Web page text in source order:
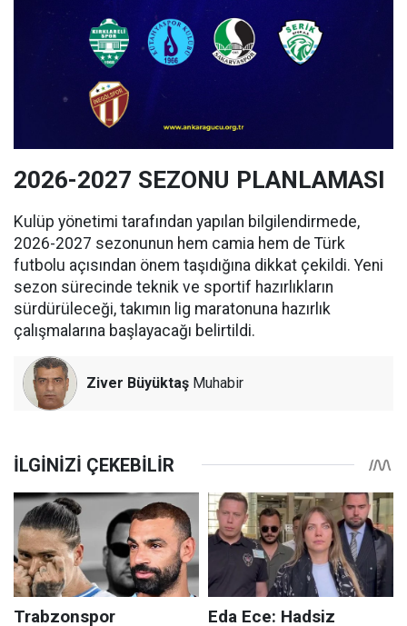
2026-2027 SEZONU PLANLAMASI
Kulüp yönetimi tarafından yapılan bilgilendirmede,
2026-2027 sezonunun hem camia hem de Türk
futbolu açısından önem taşıdığına dikkat çekildi. Yeni
sezon sürecinde teknik ve sportif hazırlıkların
sürdürüleceği, takımın lig maratonuna hazırlık
çalışmalarına başlayacağı belirtildi.
Ziver Büyüktaş Muhabir